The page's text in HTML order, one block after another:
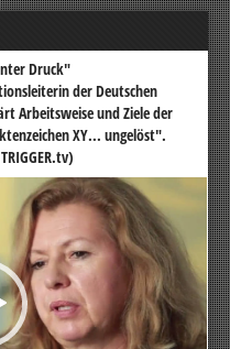
Druck"
der Deutschen
Arbeitsweise und Ziele der
XY... ungelöst".